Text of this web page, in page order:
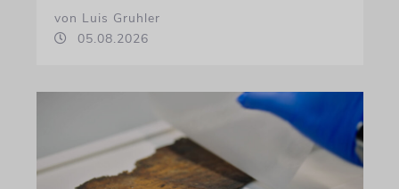
von Luis Gruhler
05.08.2026